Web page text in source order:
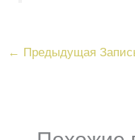
← Предыдущая